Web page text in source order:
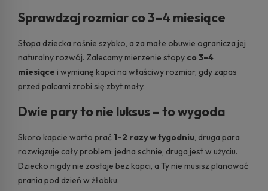
Sprawdzaj rozmiar co 3–4 miesiące
Stopa dziecka rośnie szybko, a za małe obuwie ogranicza jej
naturalny rozwój. Zalecamy mierzenie stopy co 3–4
miesiące i wymianę kapci na właściwy rozmiar, gdy zapas
przed palcami zrobi się zbyt mały.
Dwie pary to nie luksus – to wygoda
Skoro kapcie warto prać 1–2 razy w tygodniu, druga para
rozwiązuje cały problem: jedna schnie, druga jest w użyciu.
Dziecko nigdy nie zostaje bez kapci, a Ty nie musisz planować
prania pod dzień w żłobku.